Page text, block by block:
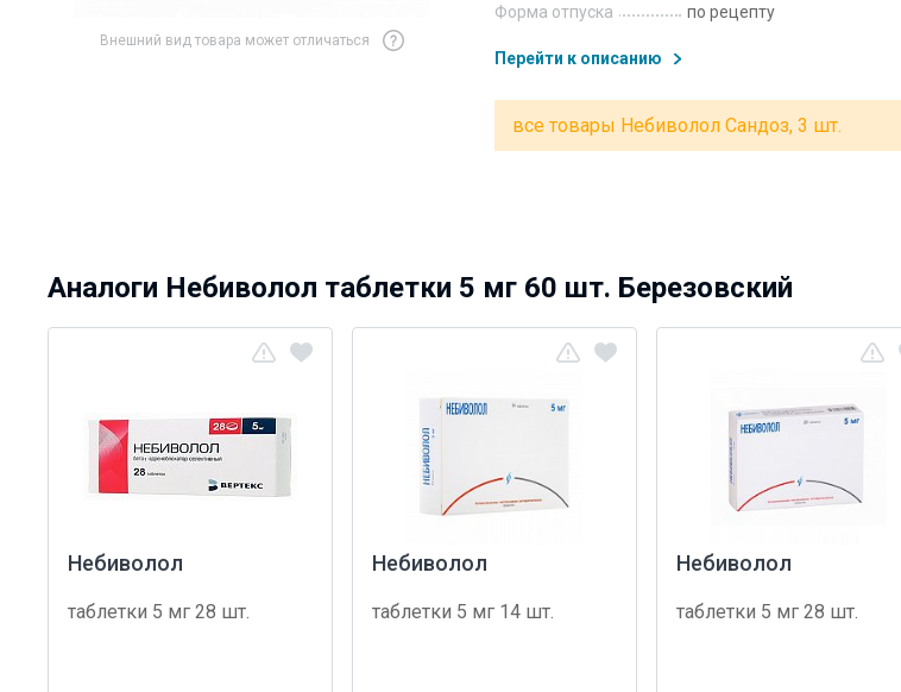
Внешний вид товара может отличаться
Форма отпуска
по рецепту
Перейти к описанию
все товары Небиволол Сандоз, 3 шт.
Аналоги Небиволол таблетки 5 мг 60 шт. Березовский
Небиволол
таблетки 5 мг 28 шт.
Небиволол
таблетки 5 мг 14 шт.
Небиволол
таблетки 5 мг 28 шт.